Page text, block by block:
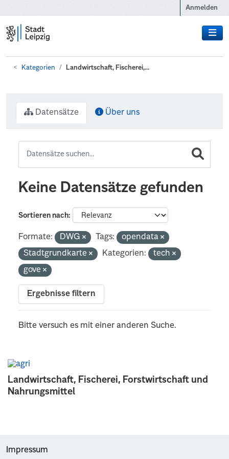
Anmelden
Kategorien Landwirtschaft, Fischerei,...
Landwirtschaft, Fischerei, Forstwirtschaft und
Nahrungsmittel
Datensätze Über uns
Keine Datensätze gefunden
Sortieren nach
Formate: DWG Tags:
opendata
Stadtgrundkarte
Kategorien:
tech
gove
Ergebnisse filtern
Bitte versuch es mit einer anderen Suche.
Impressum